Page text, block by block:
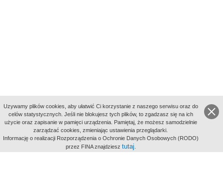
aktywności
Uzywamy plików cookies, aby ułatwić Ci korzystanie z naszego serwisu oraz do
celów statystycznych. Jeśli nie blokujesz tych plików, to zgadzasz się na ich
użycie oraz zapisanie w pamięci urządzenia. Pamiętaj, że możesz samodzielnie
zarządzać cookies, zmieniając ustawienia przeglądarki.
Informację o realizacji Rozporządzenia o Ochronie Danych Osobowych (RODO)
przez FINA znajdziesz tutaj